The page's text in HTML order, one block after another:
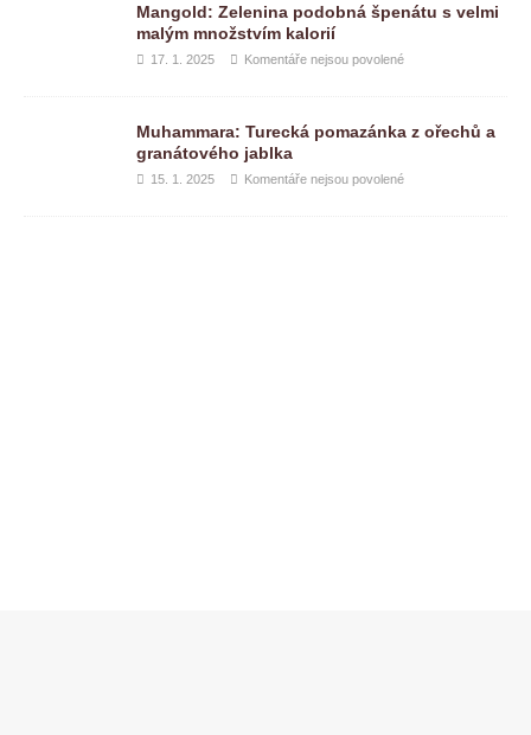
Mangold: Zelenina podobná špenátu s velmi
malým množstvím kalorií
17. 1. 2025 Komentáře nejsou povolené
Muhammara: Turecká pomazánka z ořechů a
granátového jablka
15. 1. 2025 Komentáře nejsou povolené